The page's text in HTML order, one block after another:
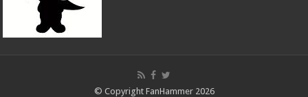
© Copyright FanHammer 2026